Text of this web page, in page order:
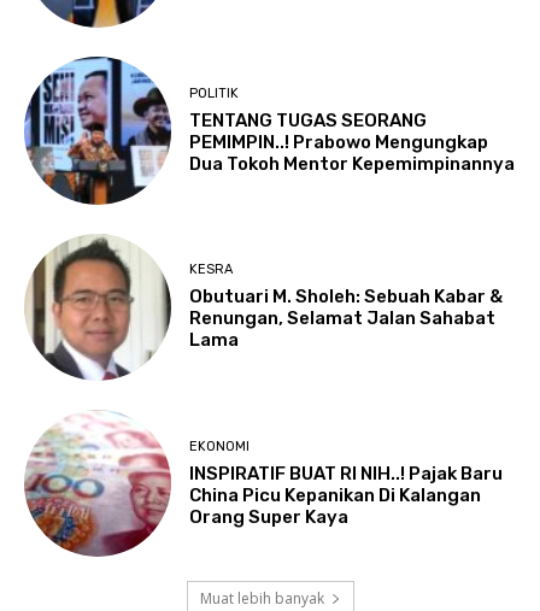
POLITIK
TENTANG TUGAS SEORANG
PEMIMPIN..! Prabowo Mengungkap
Dua Tokoh Mentor Kepemimpinannya
KESRA
Obutuari M. Sholeh: Sebuah Kabar &
Renungan, Selamat Jalan Sahabat
Lama
EKONOMI
INSPIRATIF BUAT RI NIH..! Pajak Baru
China Picu Kepanikan Di Kalangan
Orang Super Kaya
Muat lebih banyak